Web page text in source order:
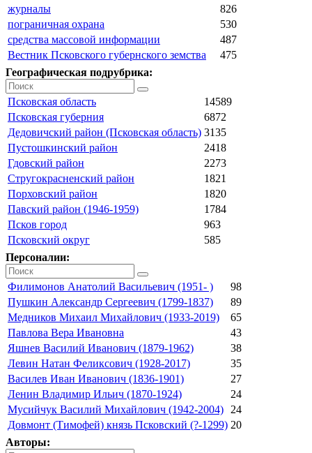
журналы
826
пограничная охрана
530
средства массовой информации
487
Вестник Псковского губернского земства
475
Географическая подрубрика:
Псковская область
14589
Псковская губерния
6872
Дедовичский район (Псковская область) 3135
Пустошкинский район
2418
Гдовский район
2273
Стругокрасненский район
1821
Порховский район
1820
Павский район (1946-1959)
1784
Псков город
963
Псковский округ
585
Персоналии:
Филимонов Анатолий Васильевич (1951- )
98
Пушкин Александр Сергеевич (1799-1837)
89
Медников Михаил Михайлович (1933-2019)
65
Павлова Вера Ивановна
43
Яшнев Василий Иванович (1879-1962)
38
Левин Натан Феликсович (1928-2017)
35
Василев Иван Иванович (1836-1901)
27
Ленин Владимир Ильич (1870-1924)
24
Мусийчук Василий Михайлович (1942-2004)
24
Довмонт (Тимофей) князь Псковский (?-1299) 20
Авторы: